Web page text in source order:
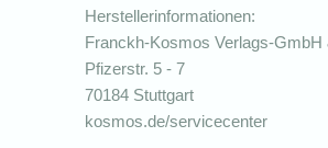
Herstellerinformationen:
Franckh-Kosmos Verlags-GmbH
Pfizerstr. 5 - 7
70184 Stuttgart
kosmos.de/servicecenter